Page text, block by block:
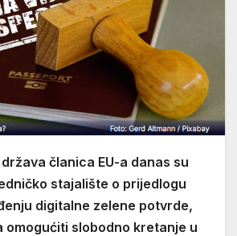
članica EU-a danas su
stajalište o prijedlogu
digitalne zelene potvrde,
omogućiti slobodno kretanje u